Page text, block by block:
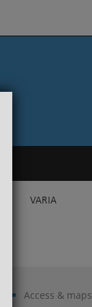
VARIA
Access & maps